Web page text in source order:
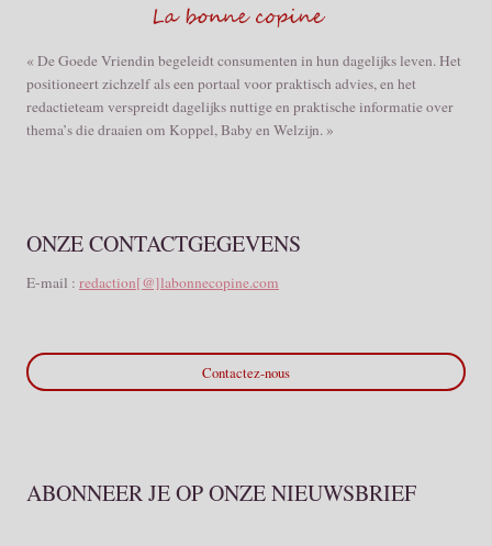
« De Goede Vriendin begeleidt consumenten in hun dagelijks leven. Het
positioneert zichzelf als een portaal voor praktisch advies, en het
redactieteam verspreidt dagelijks nuttige en praktische informatie over
thema’s die draaien om Koppel, Baby en Welzijn. »
ONZE CONTACTGEGEVENS
E-mail : redaction[@]labonnecopine.com
Contactez-nous
ABONNEER JE OP ONZE NIEUWSBRIEF